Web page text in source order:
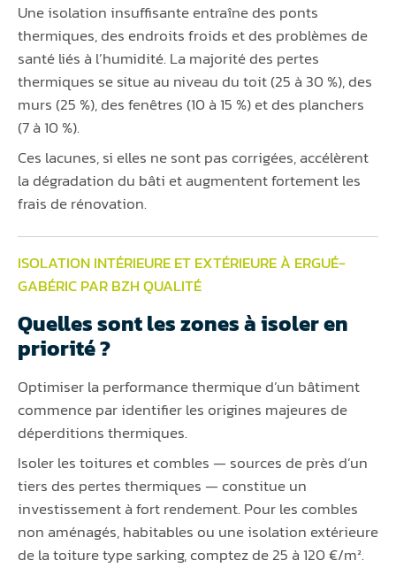
Une isolation insuffisante entraîne des ponts
thermiques, des endroits froids et des problèmes de
santé liés à l’humidité. La majorité des pertes
thermiques se situe au niveau du toit (25 à 30 %), des
murs (25 %), des fenêtres (10 à 15 %) et des planchers
(7 à 10 %).
Ces lacunes, si elles ne sont pas corrigées, accélèrent
la dégradation du bâti et augmentent fortement les
frais de rénovation.
ISOLATION INTÉRIEURE ET EXTÉRIEURE À ERGUÉ-
GABÉRIC PAR BZH QUALITÉ
Quelles sont les zones à isoler en
priorité ?
Optimiser la performance thermique d’un bâtiment
commence par identifier les origines majeures de
déperditions thermiques.
Isoler les toitures et combles — sources de près d’un
tiers des pertes thermiques — constitue un
investissement à fort rendement. Pour les combles
non aménagés, habitables ou une isolation extérieure
de la toiture type sarking, comptez de 25 à 120 €/m².